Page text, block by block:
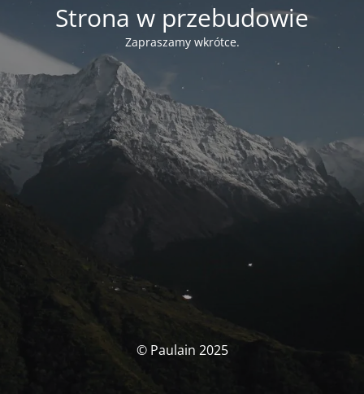
Strona w przebudowie
Zapraszamy wkrótce.
© Paulain 2025